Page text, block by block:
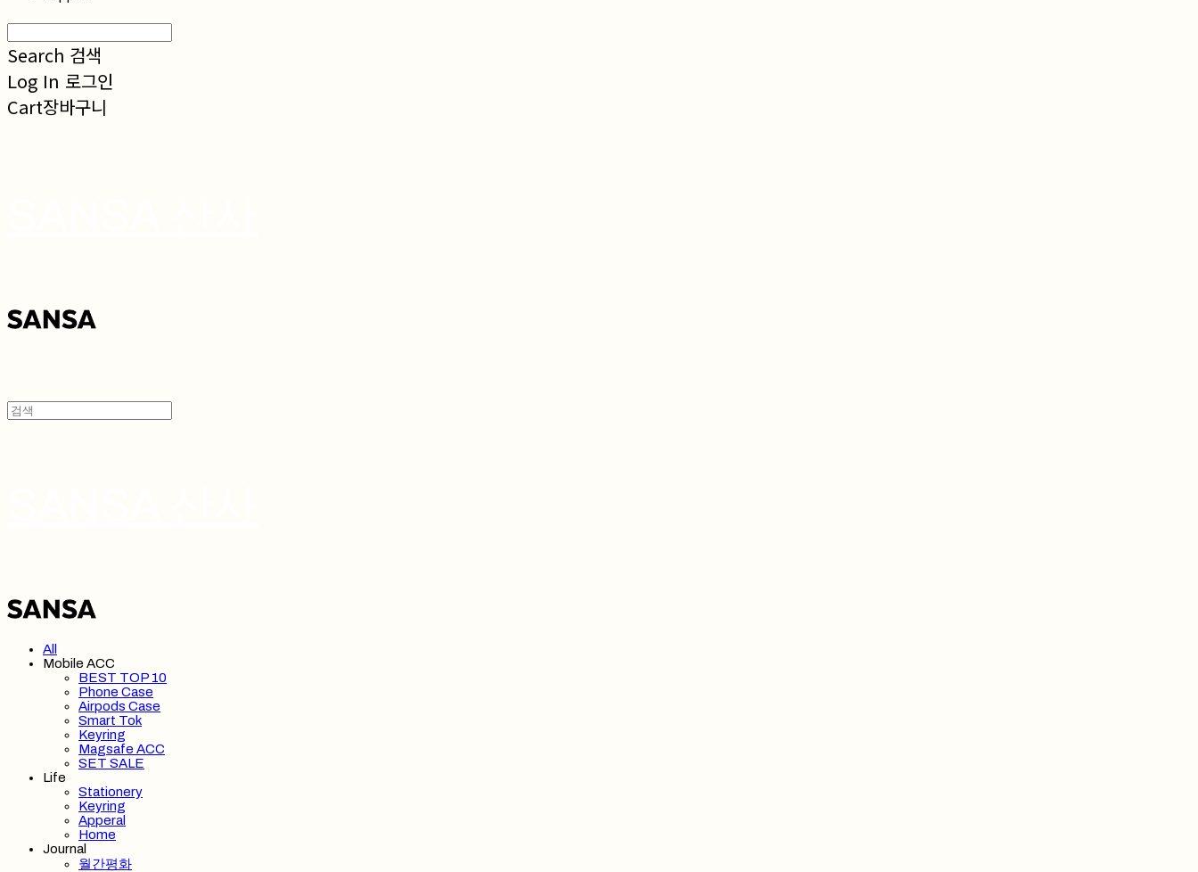
Search 검색
Log In 로그인
Cart장바구니
All
Mobile ACC
BEST TOP 10
Phone Case
Airpods Case
Smart Tok
Keyring
Magsafe ACC
SET SALE
Life
Stationery
Keyring
Apperal
Home
Journal
월간평화